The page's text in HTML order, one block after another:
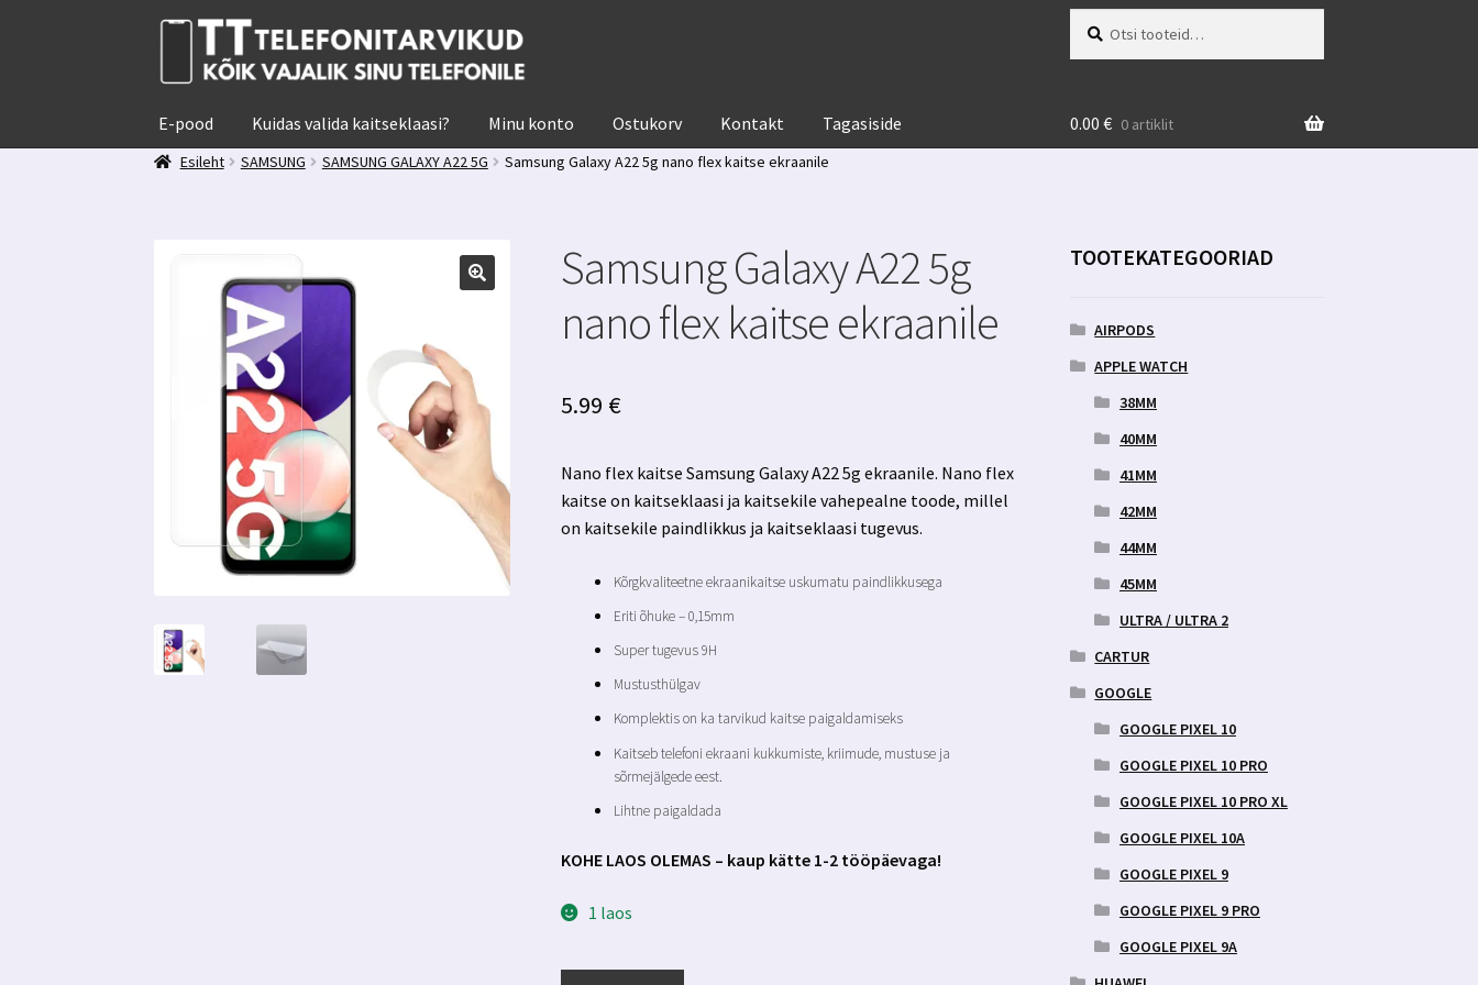
Liigu
navigeerimisele
Liigu
juurde
E-pood Kuidas valida kaitseklaasi? Minu konto Ostukorv Kontakt Tagasiside 0.00 € 0 artiklit
Esileht
SAMSUNG SAMSUNG GALAXY A22 5G Samsung Galaxy A22 5g nano flex kaitse ekraanile
Samsung Galaxy A22 5g
nano flex kaitse ekraanile
5.99 €
Nano flex kaitse Samsung Galaxy A22 5g ekraanile. Nano flex
kaitse on kaitseklaasi ja kaitsekile vahepealne toode, millel
on kaitsekile paindlikkus ja kaitseklaasi tugevus.
Kõrgkvaliteetne ekraanikaitse uskumatu paindlikkusega
Eriti õhuke – 0,15mm
Super tugevus 9H
Mustusthülgav
Komplektis on ka tarvikud kaitse paigaldamiseks
Kaitseb telefoni ekraani kukkumiste, kriimude, mustuse ja
sõrmejälgede eest.
Lihtne paigaldada
KOHE LAOS OLEMAS – kaup kätte 1-2 tööpäevaga!
1 laos
TOOTEKATEGOORIAD
AIRPODS
APPLE WATCH
38MM
40MM
41MM
42MM
44MM
45MM
ULTRA / ULTRA 2
CARTUR
GOOGLE
GOOGLE PIXEL 10
GOOGLE PIXEL 10 PRO
GOOGLE PIXEL 10 PRO XL
GOOGLE PIXEL 10A
GOOGLE PIXEL 9
GOOGLE PIXEL 9 PRO
GOOGLE PIXEL 9A